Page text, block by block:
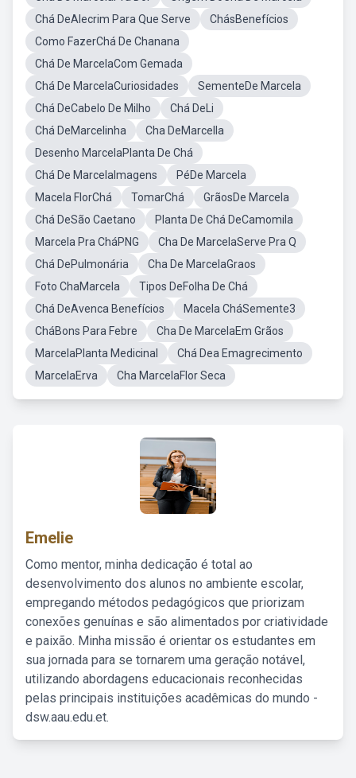
Chá DeAlecrim Para Que Serve
ChásBenefícios
Como FazerChá De Chanana
Chá De MarcelaCom Gemada
Chá De MarcelaCuriosidades
SementeDe Marcela
Chá DeCabelo De Milho
Chá DeLi
Chá DeMarcelinha
Cha DeMarcella
Desenho MarcelaPlanta De Chá
Chá De MarcelaImagens
PéDe Marcela
Macela FlorChá
TomarChá
GrãosDe Marcela
Chá DeSão Caetano
Planta De Chá DeCamomila
Marcela Pra CháPNG
Cha De MarcelaServe Pra Q
Chá DePulmonária
Cha De MarcelaGraos
Foto ChaMarcela
Tipos DeFolha De Chá
Chá DeAvenca Benefícios
Macela CháSemente3
CháBons Para Febre
Cha De MarcelaEm Grãos
MarcelaPlanta Medicinal
Chá Dea Emagrecimento
MarcelaErva
Cha MarcelaFlor Seca
Emelie
Como mentor, minha dedicação é total ao
desenvolvimento dos alunos no ambiente escolar,
empregando métodos pedagógicos que priorizam
conexões genuínas e são alimentados por criatividade
e paixão. Minha missão é orientar os estudantes em
sua jornada para se tornarem uma geração notável,
utilizando abordagens educacionais reconhecidas
pelas principais instituições acadêmicas do mundo -
dsw.aau.edu.et.